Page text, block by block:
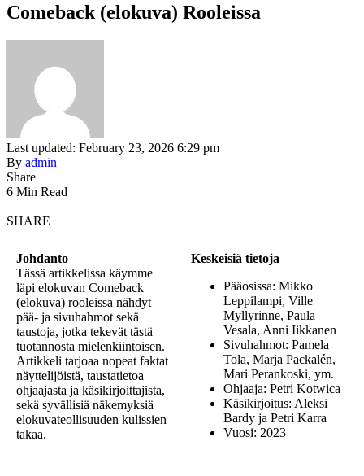
Comeback (elokuva) Rooleissa
Last updated: February 23, 2026 6:29 pm
By admin
Share
6 Min Read
SHARE
Johdanto
Tässä artikkelissa käymme
läpi elokuvan Comeback
(elokuva) rooleissa nähdyt
pää- ja sivuhahmot sekä
taustoja, jotka tekevät tästä
tuotannosta mielenkiintoisen.
Artikkeli tarjoaa nopeat faktat
näyttelijöistä, taustatietoa
ohjaajasta ja käsikirjoittajista,
sekä syvällisiä näkemyksiä
elokuvateollisuuden kulissien
takaa.
Keskeisiä tietoja
Pääosissa: Mikko
Leppilampi, Ville
Myllyrinne, Paula
Vesala, Anni Iikkanen
Sivuhahmot: Pamela
Tola, Marja Packalén,
Mari Perankoski, ym.
Ohjaaja: Petri Kotwica
Käsikirjoitus: Aleksi
Bardy ja Petri Karra
Vuosi: 2023